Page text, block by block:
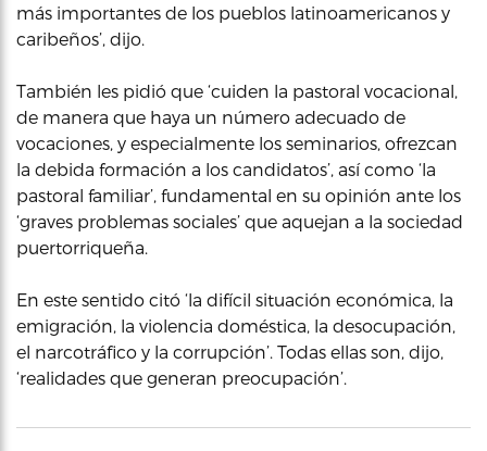
más importantes de los pueblos latinoamericanos y
caribeños’, dijo.
También les pidió que ‘cuiden la pastoral vocacional,
de manera que haya un número adecuado de
vocaciones, y especialmente los seminarios, ofrezcan
la debida formación a los candidatos’, así como ‘la
pastoral familiar’, fundamental en su opinión ante los
‘graves problemas sociales’ que aquejan a la sociedad
puertorriqueña.
En este sentido citó ‘la difícil situación económica, la
emigración, la violencia doméstica, la desocupación,
el narcotráfico y la corrupción’. Todas ellas son, dijo,
‘realidades que generan preocupación’.